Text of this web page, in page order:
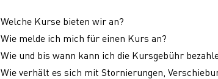
Welche Kurse bieten wir an?
Wie melde ich mich für einen Kurs an?
Wie und bis wann kann ich die Kursgebühr
Wie verhält es sich mit Stornierungen,